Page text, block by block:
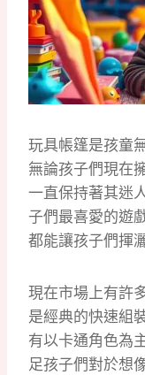
玩具帳篷是孩童
無論孩子們現在
一直保持著其迷
子們最喜愛的遊
都能讓孩子們揮
現在市場上有許
是經典的快速組
有以卡通角色為
足孩子們對於想